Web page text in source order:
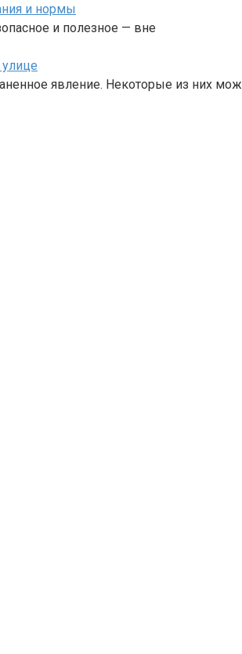
и нормы
и полезное — вне
явление. Некоторые из них